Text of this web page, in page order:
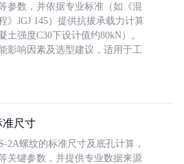
参数，并依据专业标准（如《混
》JGJ 145）提供抗拔承载力计算
土强度C30下设计值约80kN）。
影响因素及选型建议，适用于工
准尺寸
2A螺纹的标准尺寸及底孔计算，
关键参数，并提供专业数据来源